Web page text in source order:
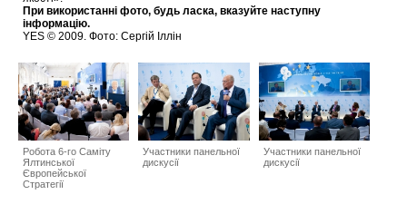
При використанні фото, будь ласка, вказуйте наступну
інформацію.
YES © 2009. Фото: Сергій Іллін
Робота 6-го Саміту
Ялтинської
Європейської
Стратегії
Участники панельної
дискусії
Участники панельної
дискусії